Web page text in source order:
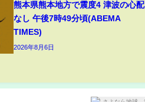
熊本県熊本地方で震度4 津波の心配
なし 午後7時49分頃(ABEMA
TIMES)
2026年8月6日